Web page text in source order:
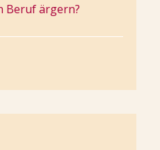
Beruf ärgern?